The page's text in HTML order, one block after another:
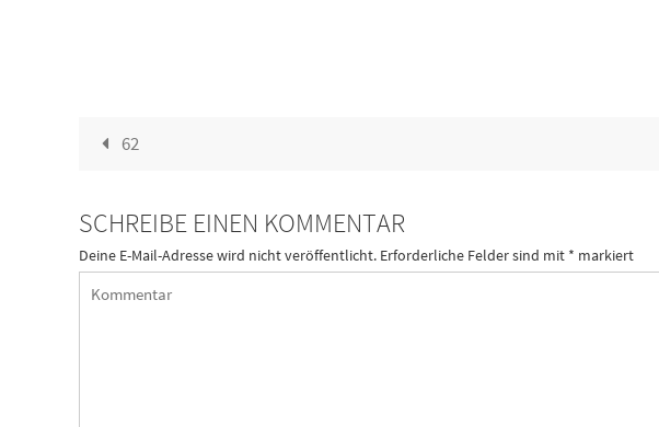
62
SCHREIBE EINEN KOMMENTAR
Deine E-Mail-Adresse wird nicht veröffentlicht. Erforderliche Felder sind mit * markiert